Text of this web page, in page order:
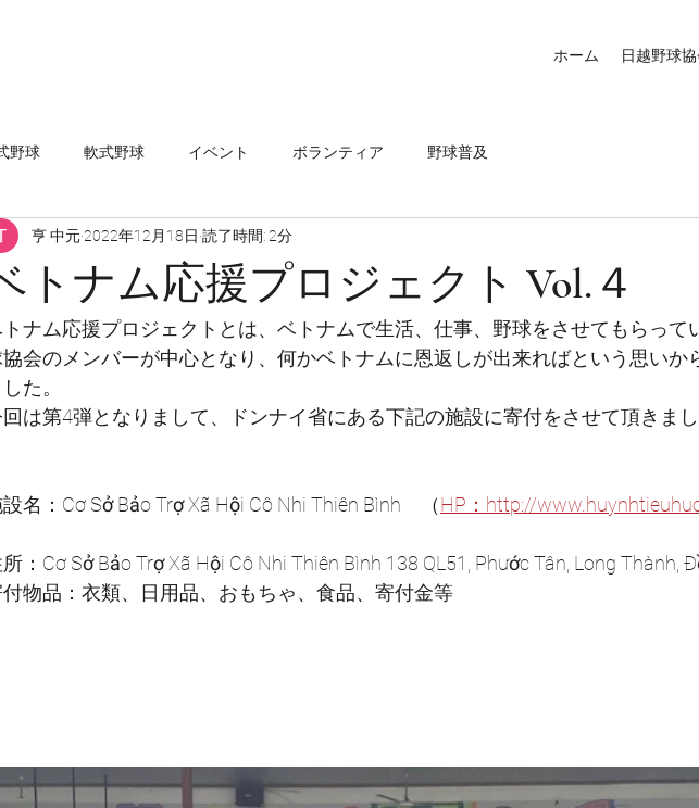
ホーム 日越野球
野球 軟式野球 イベント ボランティア 野球普及
トナム応援プロジェクト Vol.４
亨 中元2022年12月18日 読了時間: 2分
ナム応援プロジェクトとは、ベトナムで生活、仕事、野球をさせてもらって
会のメンバーが中心となり、何かベトナムに恩返しが出来ればという思いか
た。
は第4弾となりまして、ドンナイ省にある下記の施設に寄付をさせて頂きまし
名：Cơ Sở Bảo Trợ Xã Hội Cô Nhi Thiên Bình　（HP：http://
：Cơ Sở Bảo Trợ Xã Hội Cô Nhi Thiên Bình 138 QL51, Phước Tân, Long Thành,
物品：衣類、日用品、おもちゃ、食品、寄付金等